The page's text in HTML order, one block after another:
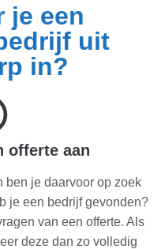
je een
uit
in?
offerte aan
ben je daarvoor op zoek
je een bedrijf gevonden?
van een offerte. Als
deze dan zo volledig